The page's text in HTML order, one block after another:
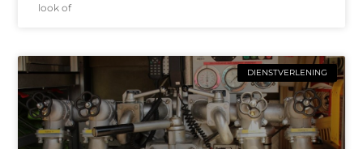
look of
DIENSTVERLENING